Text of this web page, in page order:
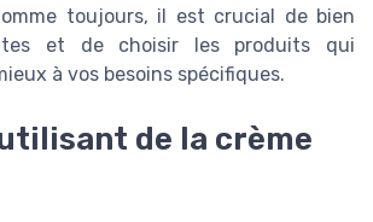
toujours, il est crucial de bien
et de choisir les produits qui
à vos besoins spécifiques.
de la crème